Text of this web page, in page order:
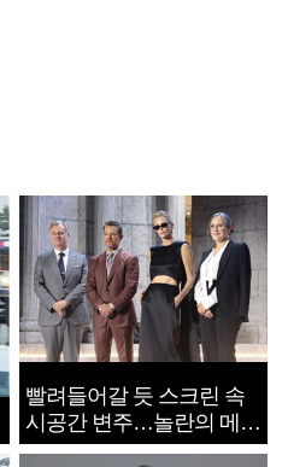
빨려들어갈 듯 스크린 속
시공간 변주…놀란의 메시
지는 ‘전쟁 속죄’